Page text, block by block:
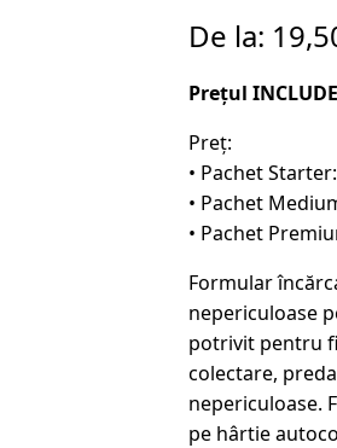
De la:
Prețul
Preț:
• Pachet
• Pachet
• Pachet
Formular
nepericuloase
potrivit pentru
colectare,
nepericuloase.
pe hârtie